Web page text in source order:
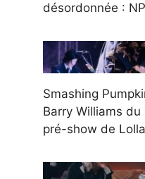
désordonnée :
Smashing
Barry Williams
pré-show de